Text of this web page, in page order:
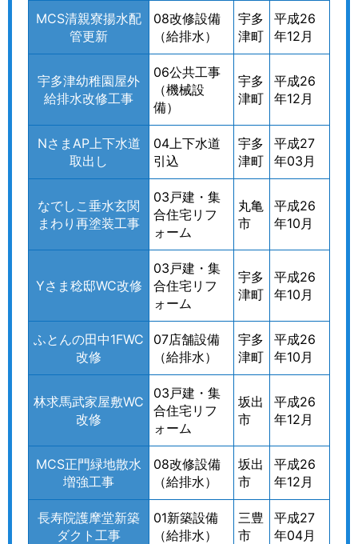
MCS清親寮揚水配
管更新
08改修設備
（給排水）
宇多
津町
平成26
年12月
宇多津幼稚園屋外
給排水改修工事
06公共工事
（機械設
備）
宇多
津町
平成26
年12月
NさまAP上下水道
取出し
04上下水道
引込
宇多
津町
平成27
年03月
なでしこ垂水玄関
まわり再塗装工事
03戸建・集
合住宅リフ
ォーム
丸亀
市
平成26
年10月
Yさま稔邸WC改修
03戸建・集
合住宅リフ
ォーム
宇多
津町
平成26
年10月
ふとんの田中1FWC
改修
07店舗設備
（給排水）
宇多
津町
平成26
年10月
林求馬武家屋敷WC
改修
03戸建・集
合住宅リフ
ォーム
坂出
市
平成26
年12月
MCS正門緑地散水
増強工事
08改修設備
（給排水）
坂出
市
平成26
年12月
長寿院護摩堂新築
ダクト工事
01新築設備
（給排水）
三豊
市
平成27
年04月